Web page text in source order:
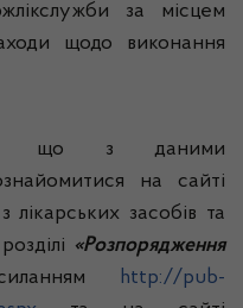
за місцем
щодо виконання
що з даними
на сайті
засобів та
«Розпорядження
http://pub-